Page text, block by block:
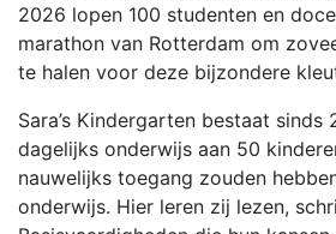
2026 lopen 100 studenten en
marathon van Rotterdam om
te halen voor deze bijzondere
Sara’s Kindergarten bestaat sinds
dagelijks onderwijs aan 50
nauwelijks toegang zouden
onderwijs. Hier leren zij lezen,